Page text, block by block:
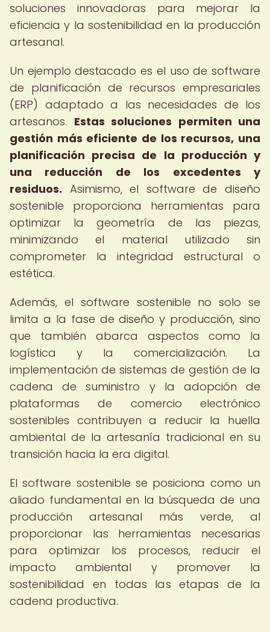
soluciones innovadoras para mejorar la
eficiencia y la sostenibilidad en la producción
artesanal.
Un ejemplo destacado es el uso de software
de planificación de recursos empresariales
(ERP) adaptado a las necesidades de los
artesanos. Estas soluciones permiten una
gestión más eficiente de los recursos, una
planificación precisa de la producción y
una reducción de los excedentes y
residuos. Asimismo, el software de diseño
sostenible proporciona herramientas para
optimizar la geometría de las piezas,
minimizando el material utilizado sin
comprometer la integridad estructural o
estética.
Además, el software sostenible no solo se
limita a la fase de diseño y producción, sino
que también abarca aspectos como la
logística y la comercialización. La
implementación de sistemas de gestión de la
cadena de suministro y la adopción de
plataformas de comercio electrónico
sostenibles contribuyen a reducir la huella
ambiental de la artesanía tradicional en su
transición hacia la era digital.
El software sostenible se posiciona como un
aliado fundamental en la búsqueda de una
producción artesanal más verde, al
proporcionar las herramientas necesarias
para optimizar los procesos, reducir el
impacto ambiental y promover la
sostenibilidad en todas las etapas de la
cadena productiva.